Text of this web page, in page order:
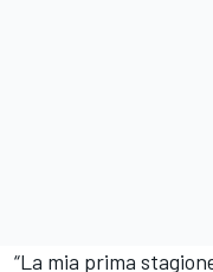
“La mia prima